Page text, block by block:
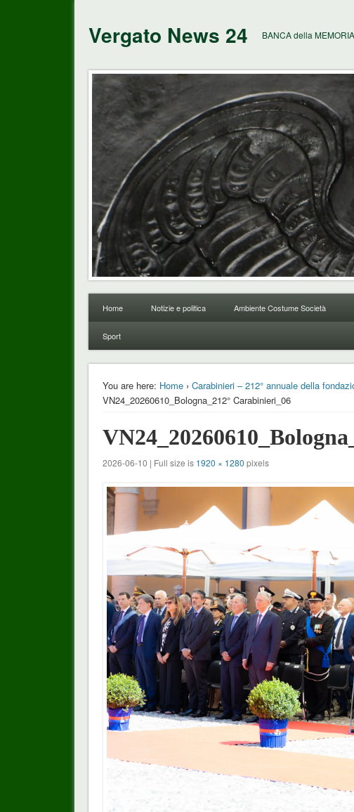
Vergato News 24 BANCA della
Home Notizie e politica Ambiente Costume Società
Sport
You are here: Home› Carabinieri – 212° annuale della
VN24_20260610_Bologna_212° Carabinieri_06
2026-06-10 | Full size is 1920 × 1280 pixels